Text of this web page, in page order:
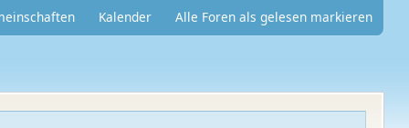
Kalender Alle Foren als gelesen markieren